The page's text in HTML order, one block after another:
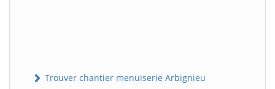
Trouver chantier menuiserie Arbignieu